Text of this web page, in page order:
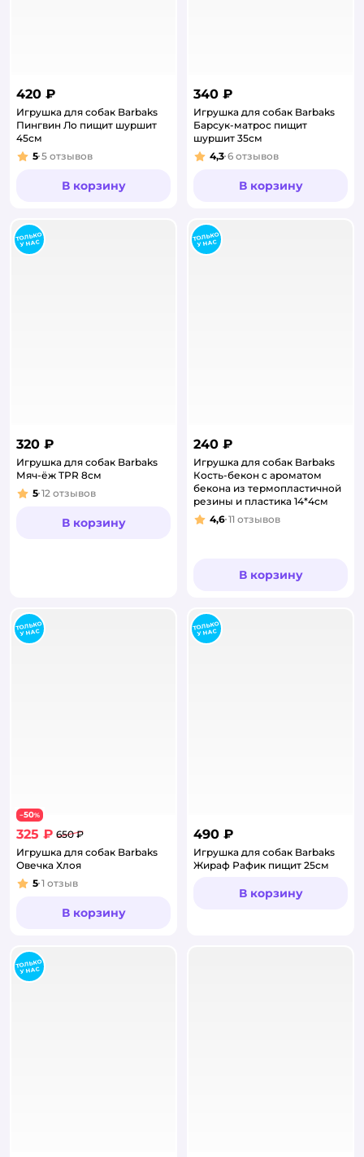
420 ₽
Игрушка для собак Barbaks
Пингвин Ло пищит шуршит
45см
Рейтинг:
5 5 отзывов
В корзину
340 ₽
Игрушка для собак Barbaks
Барсук-матрос пищит
шуршит 35см
Рейтинг:
4,3 6 отзывов
В корзину
320 ₽
Игрушка для собак Barbaks
Мяч-ёж TPR 8см
Рейтинг:
5 12 отзывов
В корзину
240 ₽
Игрушка для собак Barbaks
Кость-бекон с ароматом
бекона из термопластичной
резины и пластика 14*4см
Рейтинг:
4,6 11 отзывов
В корзину
−50%
325 ₽ 650 ₽
Игрушка для собак Barbaks
Овечка Хлоя
Рейтинг:
5 1 отзыв
В корзину
490 ₽
Игрушка для собак Barbaks
Жираф Рафик пищит 25см
В корзину